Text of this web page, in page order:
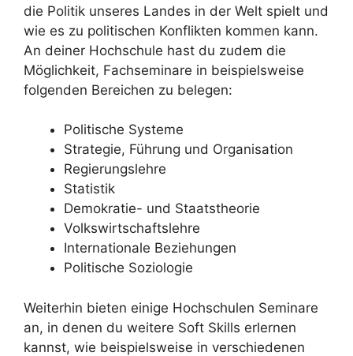
die Politik unseres Landes in der Welt spielt und
wie es zu politischen Konflikten kommen kann.
An deiner Hochschule hast du zudem die
Möglichkeit, Fachseminare in beispielsweise
folgenden Bereichen zu belegen:
Politische Systeme
Strategie, Führung und Organisation
Regierungslehre
Statistik
Demokratie- und Staatstheorie
Volkswirtschaftslehre
Internationale Beziehungen
Politische Soziologie
Weiterhin bieten einige Hochschulen Seminare
an, in denen du weitere Soft Skills erlernen
kannst, wie beispielsweise in verschiedenen